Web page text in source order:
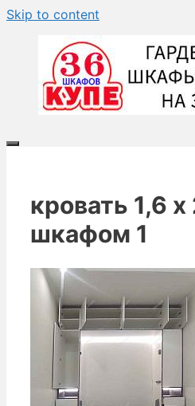
Skip to content
кровать 1,6
шкафом 1